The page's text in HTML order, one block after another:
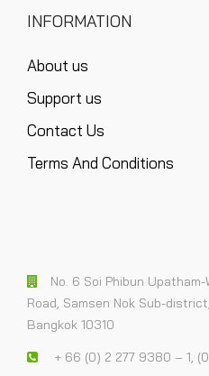
INFORMATION
About us
Support us
Contact Us
Terms And Conditions
No. 6 Soi Phibun
Road, Samsen Nok Sub-
Bangkok 10310
+ 66 (0) 2 277 9380 – 1,